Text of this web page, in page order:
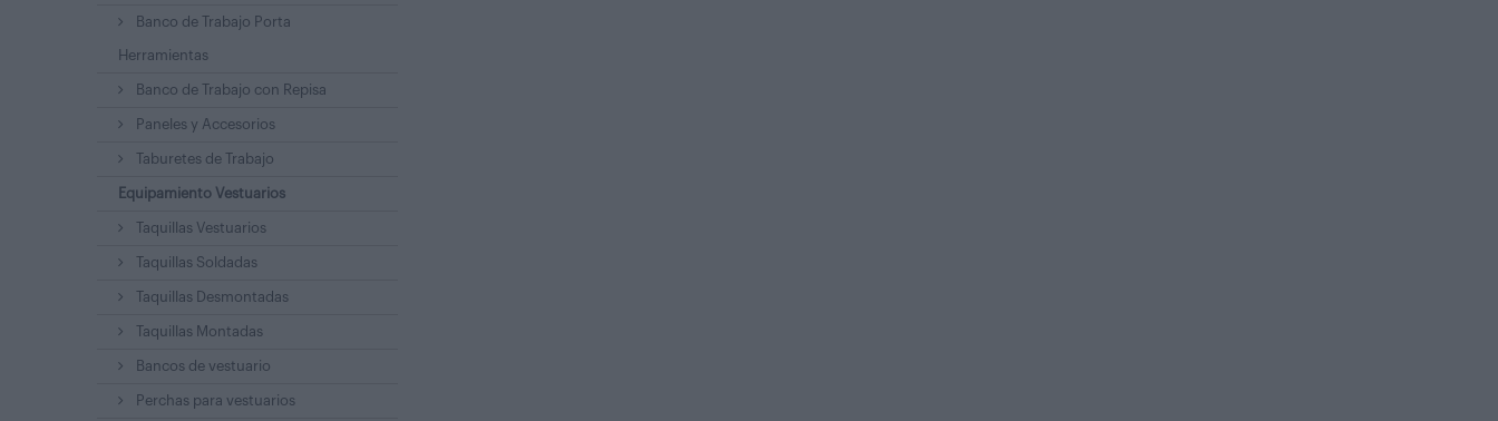
Banco de Trabajo Porta
Herramientas
Banco de Trabajo con Repisa
Paneles y Accesorios
Taburetes de Trabajo
Equipamiento Vestuarios
Taquillas Vestuarios
Taquillas Soldadas
Taquillas Desmontadas
Taquillas Montadas
Bancos de vestuario
Perchas para vestuarios